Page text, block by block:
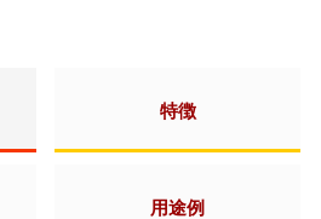
特徴
用途例